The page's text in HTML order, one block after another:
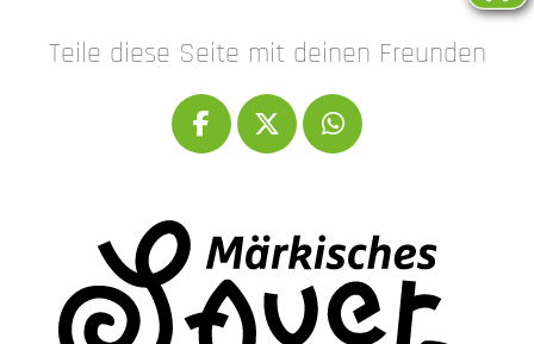
Teile diese Seite mit deinen Freunden